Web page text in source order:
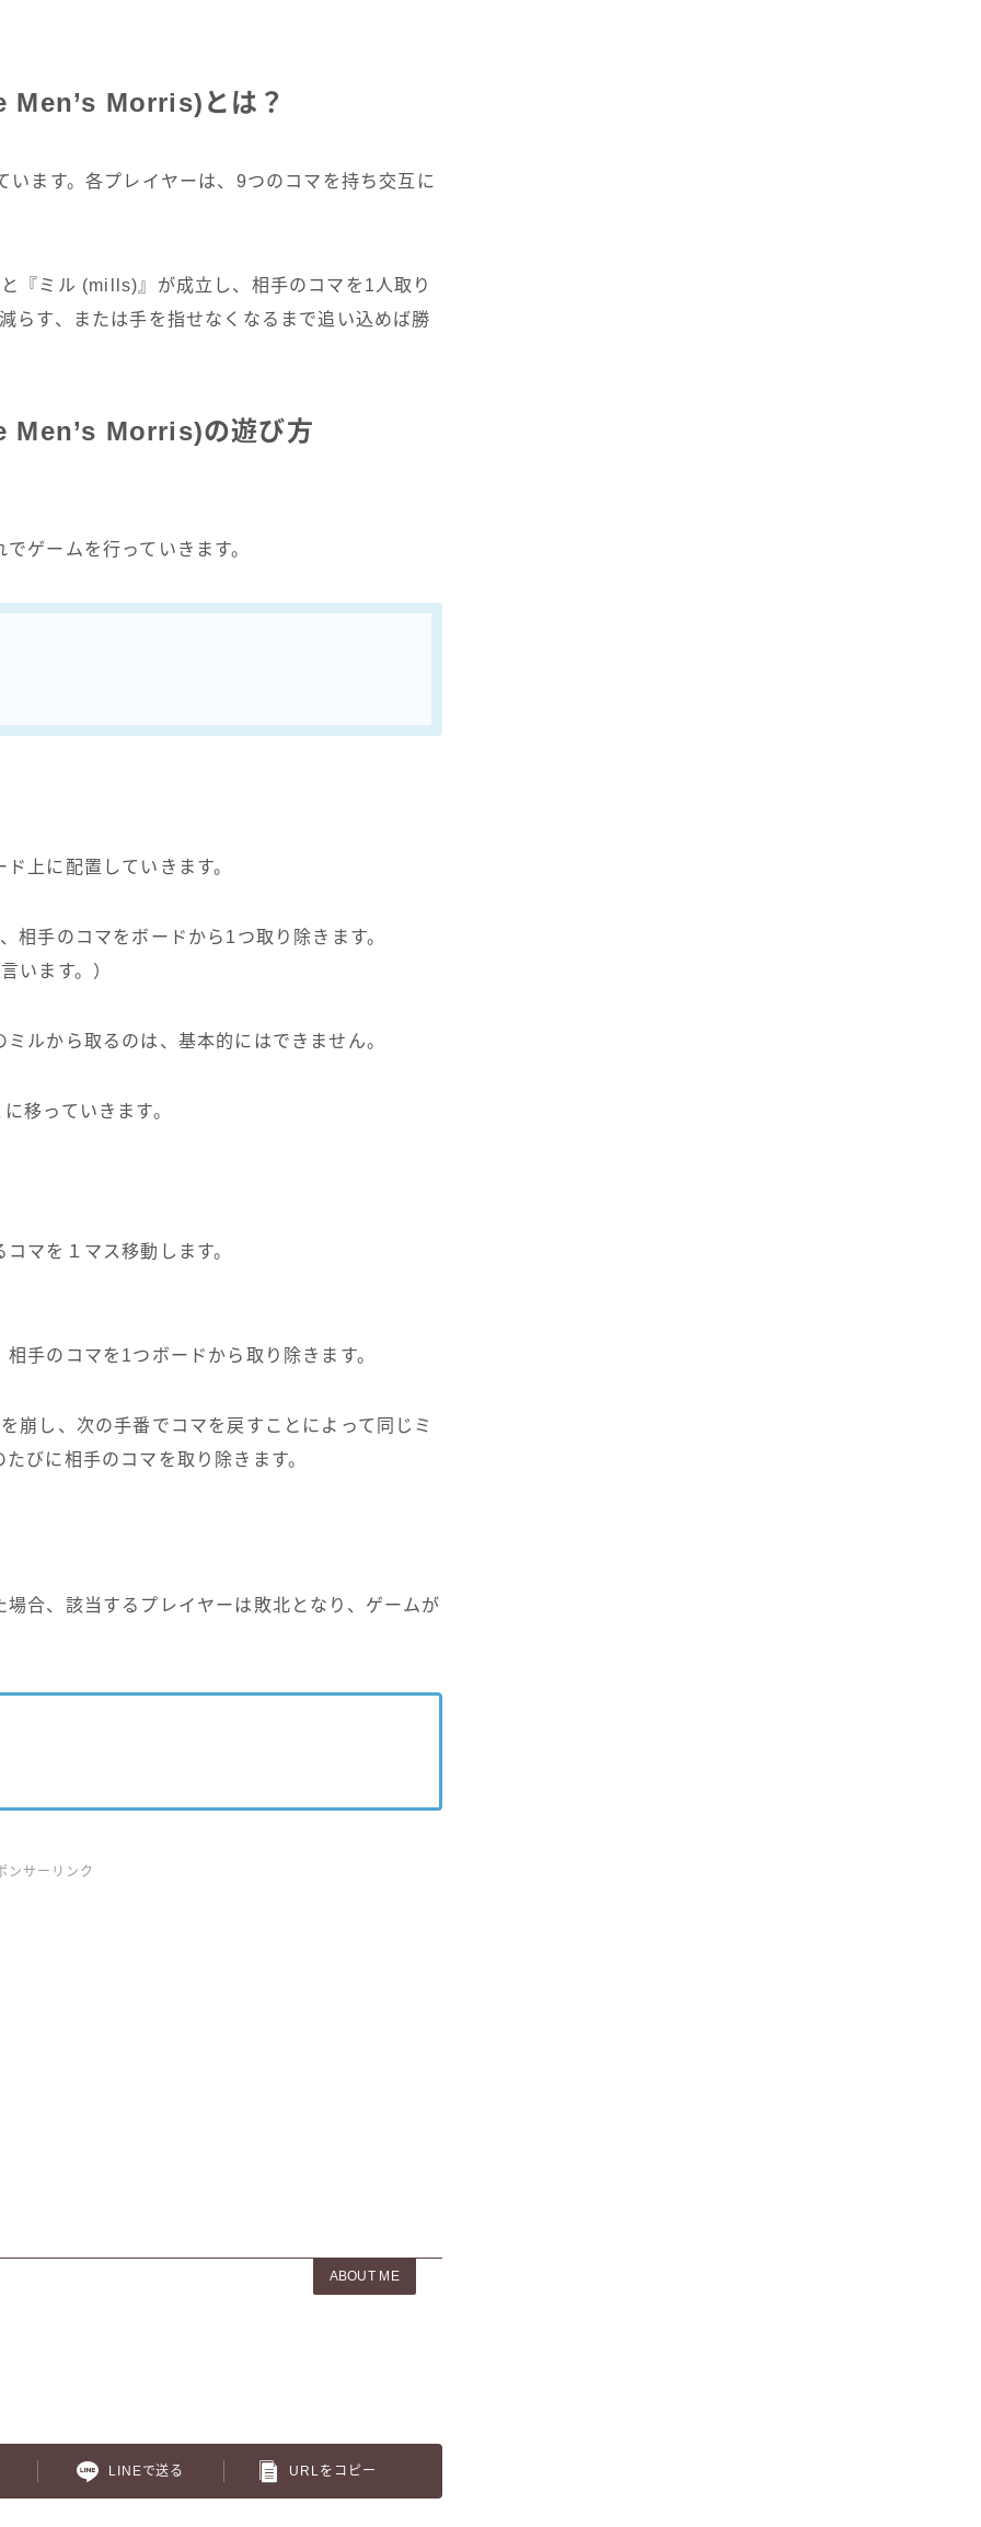
Men’s Morris)とは？
ます。各プレイヤーは、9つのコマを持ち交互に
『ミル (mills)』が成立し、相手のコマを1人取り
らす、または手を指せなくなるまで追い込めば勝
Men’s Morris)の遊び方
ゲームを行っていきます。
上に配置していきます。
相手のコマをボードから1つ取り除きます。
います。）
ルから取るのは、基本的にはできません。
移っていきます。
マを１マス移動します。
手のコマを1つボードから取り除きます。
崩し、次の手番でコマを戻すことによって同じミ
びに相手のコマを取り除きます。
合、該当するプレイヤーは敗北となり、ゲームが
ンサーリンク
ABOUT ME
LINEで送る URLをコピー